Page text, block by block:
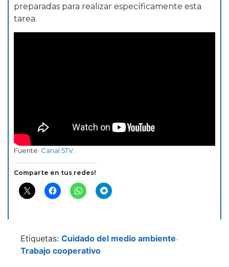
preparadas para realizar específicamente esta
tarea.
Fuente: Canal 5TV
Comparte en tus redes!
Etiquetas: Cuidado del medio ambiente-
Trabajo cooperativo